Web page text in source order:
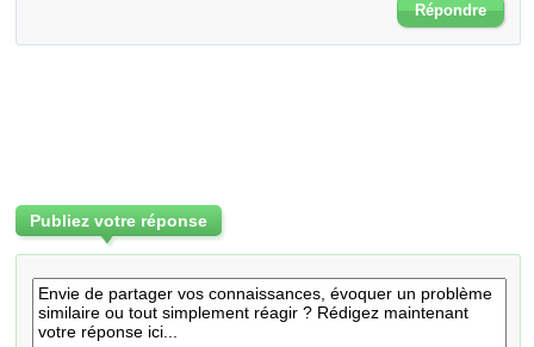
Répondre
Publiez votre réponse